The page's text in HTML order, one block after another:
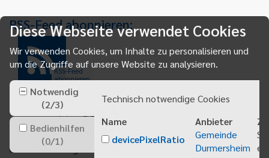
RSS-Feed abonnieren:
RSS-Feed
abonnieren
Gemeindeanzeiger abonnieren
Diese Webseite verwendet Cookies
Wir verwenden Cookies, um Inhalte zu personalisieren und
um die Zugriffe auf unsere Website zu analysieren.
Notwendig
(2/3)
Bedienhilfen
(0/1)
Technisch notwendige Cookies
Name
Anbieter
devicePixelRatio
Gemeinde
Durmersheim